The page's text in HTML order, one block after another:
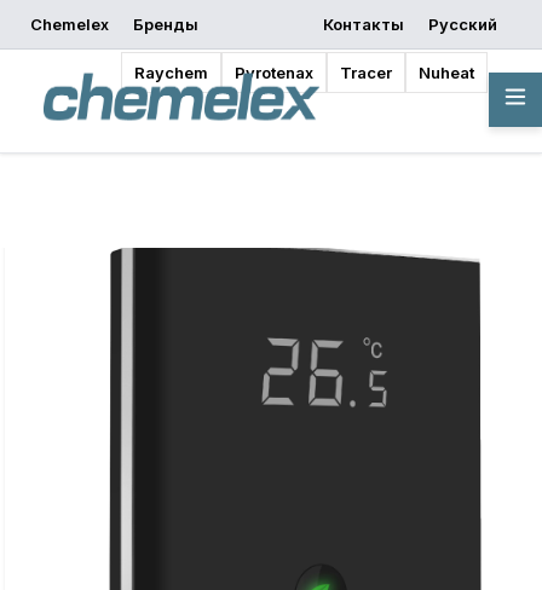
Chemelex Бренды
Raychem Pyrotenax Tracer Nuheat
Контакты
Русский
запросить
Где купить
Начать
Обзор